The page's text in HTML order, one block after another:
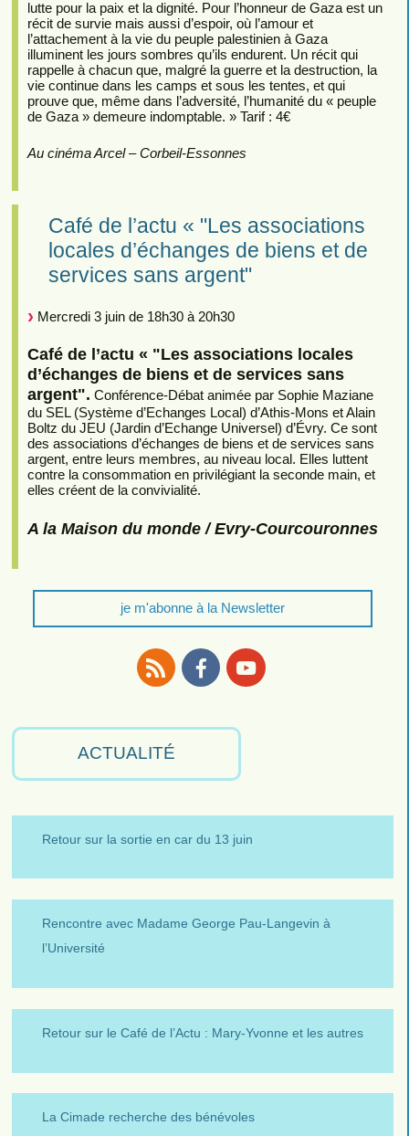
lutte pour la paix et la dignité. Pour l’honneur de Gaza est un
récit de survie mais aussi d’espoir, où l’amour et
l’attachement à la vie du peuple palestinien à Gaza
illuminent les jours sombres qu’ils endurent. Un récit qui
rappelle à chacun que, malgré la guerre et la destruction, la
vie continue dans les camps et sous les tentes, et qui
prouve que, même dans l’adversité, l’humanité du « peuple
de Gaza » demeure indomptable. » Tarif : 4€
Au cinéma Arcel – Corbeil-Essonnes
Café de l’actu « "Les associations
locales d’échanges de biens et de
services sans argent"
Mercredi 3 juin de 18h30 à 20h30
Café de l’actu « "Les associations locales
d’échanges de biens et de services sans
argent". Conférence-Débat animée par Sophie Maziane
du SEL (Système d’Echanges Local) d’Athis-Mons et Alain
Boltz du JEU (Jardin d’Echange Universel) d’Évry. Ce sont
des associations d’échanges de biens et de services sans
argent, entre leurs membres, au niveau local. Elles luttent
contre la consommation en privilégiant la seconde main, et
elles créent de la convivialité.
A la Maison du monde / Evry-Courcouronnes
je m'abonne à la Newsletter
ACTUALITÉ
Retour sur la sortie en car du 13 juin
Rencontre avec Madame George Pau-Langevin à
l’Université
Retour sur le Café de l’Actu : Mary-Yvonne et les autres
La Cimade recherche des bénévoles